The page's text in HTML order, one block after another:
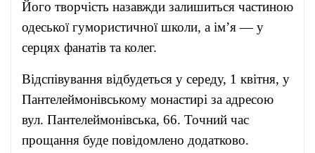
Його творчість назавжди залишиться частиною
одеської гумористичної школи, а ім’я — у
серцях фанатів та колег.
Відспівування відбудеться у середу, 1 квітня, у
Пантелеймонівському монастирі за адресою
вул. Пантелеймонівська, 66. Точний час
прощання буде повідомлено додатково.